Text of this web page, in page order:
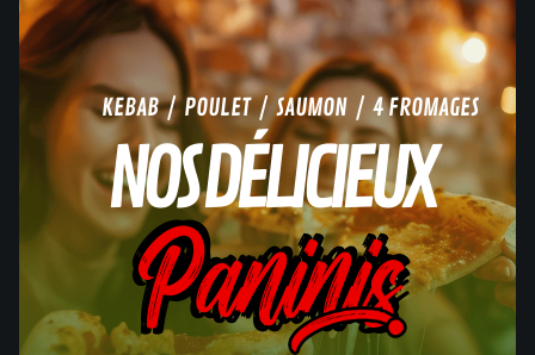
KEBAB / POULET / SAUMON / 4 FROMAGES
NOS DÉLICIEUX
Paninis